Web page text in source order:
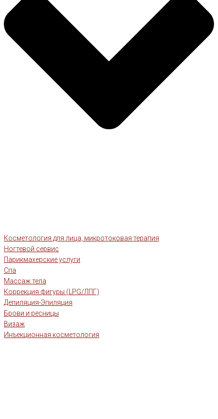
Косметология для лица, микротоковая терапия
Ногтевой сервис
Парикмахерские услуги
Спа
Массаж тела
Коррекция фигуры (LPG/ЛПГ)
Депиляция-Эпиляция
Брови и ресницы
Визаж
Инъекционная косметология